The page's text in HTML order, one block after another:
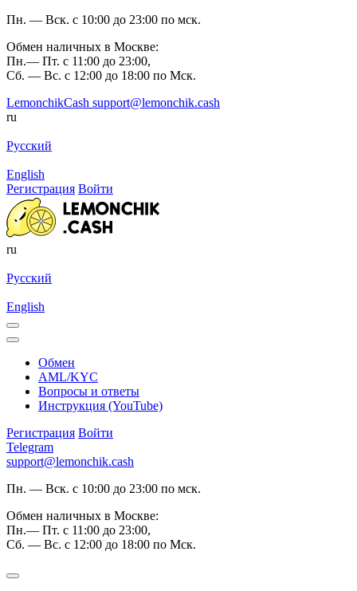
Пн. — Вск. с 10:00 до 23:00 по мск.
Обмен наличных в Москве:
Пн.— Пт. с 11:00 до 23:00,
Сб. — Вс. с 12:00 до 18:00 по Мск.
LemonchikCash support@lemonchik.cash
ru
Русский
English
Регистрация Войти
ru
Русский
English
Обмен
AML/KYC
Вопросы и ответы
Инструкция (YouTube)
Регистрация Войти
Telegram
support@lemonchik.cash
Пн. — Вск. с 10:00 до 23:00 по мск.
Обмен наличных в Москве:
Пн.— Пт. с 11:00 до 23:00,
Сб. — Вс. с 12:00 до 18:00 по Мск.